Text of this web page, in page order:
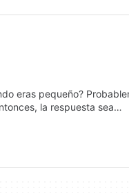
eras pequeño?
la respuesta sea…